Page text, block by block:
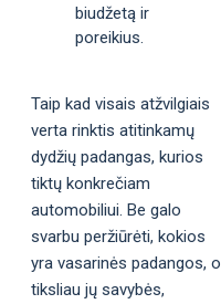
biudžetą ir
poreikius.
Taip kad visais atžvilgiais
verta rinktis atitinkamų
dydžių padangas, kurios
tiktų konkrečiam
automobiliui. Be galo
svarbu peržiūrėti, kokios
yra vasarinės padangos, o
tiksliau jų savybės,